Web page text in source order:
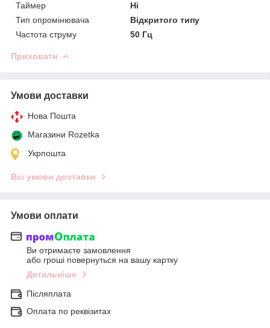
Таймер
Ні
Тип опромінювача
Відкритого типу
Частота струму
50 Гц
Приховати
Умови доставки
Нова Пошта
Магазини Rozetka
Укрпошта
Всі умови доставки
Умови оплати
Ви отримаєте замовлення
або гроші повернуться на вашу картку
Детальніше
Післяплата
Оплата по реквізитах